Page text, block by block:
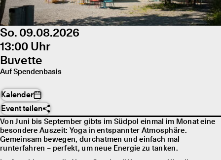
So. 09.08.2026
13:00 Uhr
Buvette
Auf Spendenbasis
Kalender
Event teilen
Von Juni bis September gibts im Südpol einmal im Monat eine
besondere Auszeit: Yoga in entspannter Atmosphäre.
Gemeinsam bewegen, durchatmen und einfach mal
runterfahren – perfekt, um neue Energie zu tanken.